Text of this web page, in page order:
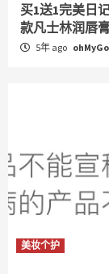
买1送1完美日
款凡士林润唇
5年 ago
美妆个护